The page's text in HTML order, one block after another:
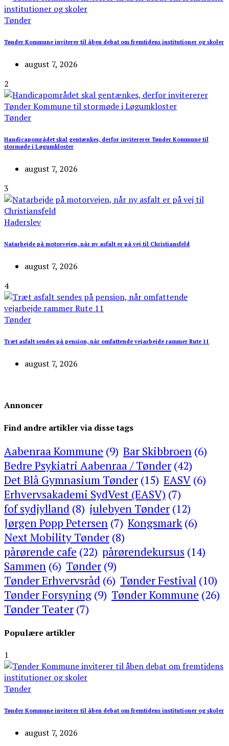
Tønder
Tønder Kommune inviterer til åben debat om fremtidens institutioner og skoler
august 7, 2026
2
Tønder
Handicapområdet skal gentænkes, derfor invitererer Tønder Kommune til
stormøde i Løgumkloster
august 7, 2026
3
Haderslev
Natarbejde på motorvejen, når ny asfalt er på vej til Christiansfeld
august 7, 2026
4
Tønder
Træt asfalt sendes på pension, når omfattende vejarbejde rammer Rute 11
august 7, 2026
Annoncer
Find andre artikler via disse tags
Aabenraa Kommune (9) Bar Skibbroen (6)
Bedre Psykiatri Aabenraa / Tønder (42)
Det Blå Gymnasium Tønder (15) EASV (6)
Erhvervsakademi SydVest (EASV) (7)
fof sydjylland (8) julebyen Tønder (12)
Jørgen Popp Petersen (7) Kongsmark (6)
Next Mobility Tønder (8)
pårørende cafe (22) pårørendekursus (14)
Sammen (6) Tønder (9)
Tønder Erhvervsråd (6) Tønder Festival (10)
Tønder Forsyning (9) Tønder Kommune (26)
Tønder Teater (7)
Populære artikler
1
Tønder
Tønder Kommune inviterer til åben debat om fremtidens institutioner og skoler
august 7, 2026